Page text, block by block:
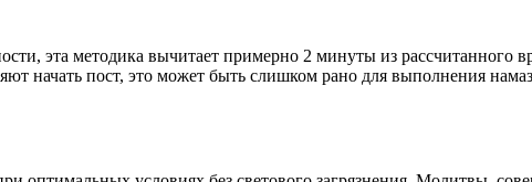
эта методика вычитает примерно 2 минуты из рассчитанного
начать пост, это может быть слишком рано для выполнения